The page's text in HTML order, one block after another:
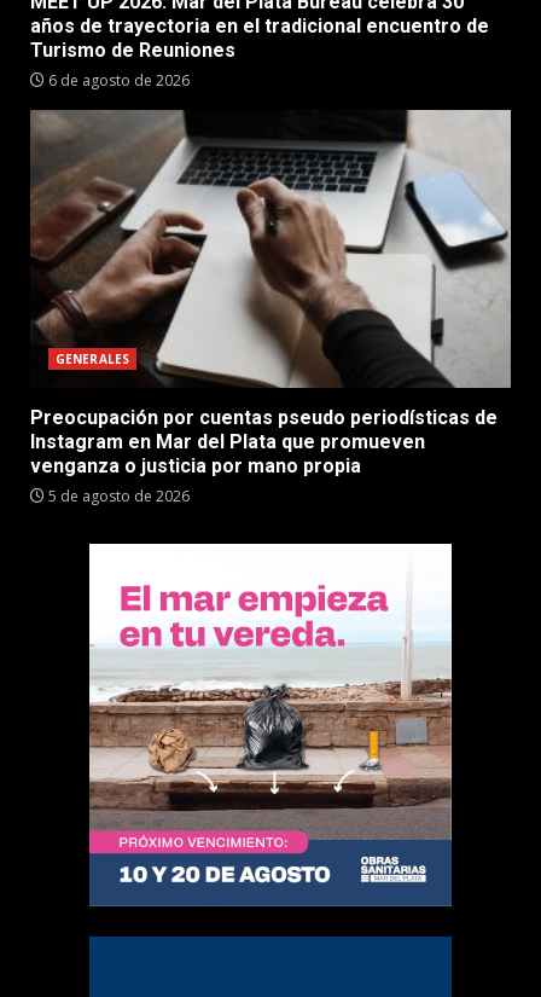
años de trayectoria en el tradicional encuentro de
Turismo de Reuniones
6 de agosto de 2026
GENERALES
Preocupación por cuentas pseudo periodísticas de
Instagram en Mar del Plata que promueven
venganza o justicia por mano propia
5 de agosto de 2026